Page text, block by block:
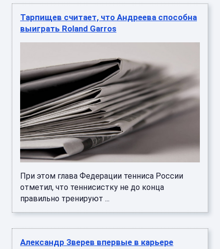
Тарпищев считает, что Андреева способна
выиграть Roland Garros
При этом глава Федерации тенниса России
отметил, что теннисистку не до конца
правильно тренируют ...
Александр Зверев впервые в карьере